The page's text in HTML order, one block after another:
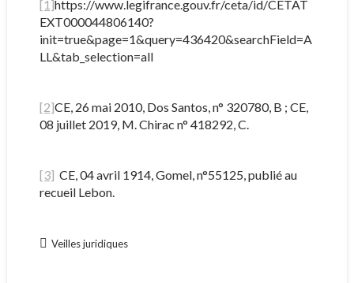
[1]https://www.legifrance.gouv.fr/ceta/id/CETAT
EXT000044806140?
init=true&page=1&query=436420&searchField=A
LL&tab_selection=all
[2]CE, 26 mai 2010, Dos Santos, n° 320780, B ; CE,
08 juillet 2019, M. Chirac n° 418292, C.
[3] CE, 04 avril 1914, Gomel, n°55125, publié au
recueil Lebon.
Veilles juridiques